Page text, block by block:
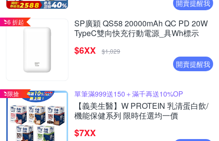
開賣提醒我
6 折起
SP廣穎 QS58 20000mAh QC PD 20W
TypeC雙向快充行動電源_具Wh標示
$6XX $1,029
開賣提醒我
限搶 單筆滿999送150＋滿千再送10%OP
【義美生醫】W PROTEIN 乳清蛋白飲/
機能保健系列 限時任選均一價
$7XX